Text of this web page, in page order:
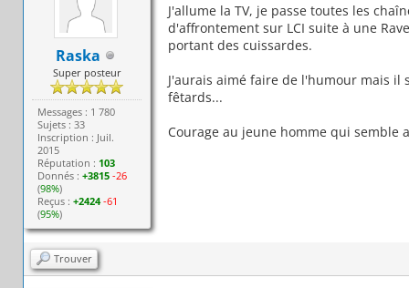
Raska
Super posteur
Messages : 1 780
Sujets : 33
Inscription : Juil.
2015
Réputation : 103
Donnés :+3815 -26
(98%)
Reçus :+2424 -61
(95%)
J'allume la TV, je passe toutes les
d'affrontement sur LCI suite à une
portant des cuissardes.
J'aurais aimé faire de l'humour mais il
fêtards...
Courage au jeune homme qui semble
Trouver